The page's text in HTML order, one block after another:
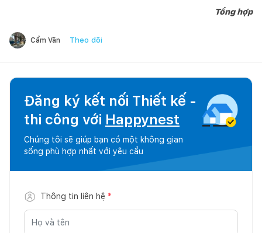
Tổng hợp
Cẩm Vân Theo dõi
Đăng ký kết nối Thiết kế -
thi công với Happynest
Chúng tôi sẽ giúp bạn có một không gian
sống phù hợp nhất với yêu cầu
Thông tin liên hệ *